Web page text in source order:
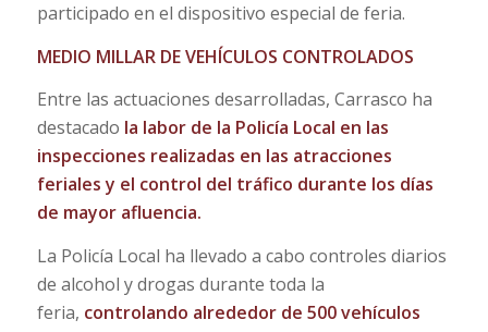
participado en el dispositivo especial de feria.
MEDIO MILLAR DE VEHÍCULOS CONTROLADOS
Entre las actuaciones desarrolladas, Carrasco ha
destacado la labor de la Policía Local en las
inspecciones realizadas en las atracciones
feriales y el control del tráfico durante los días
de mayor afluencia.
La Policía Local ha llevado a cabo controles diarios
de alcohol y drogas durante toda la
feria, controlando alrededor de 500 vehículos